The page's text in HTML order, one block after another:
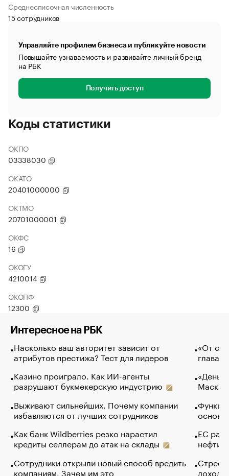
Среднесписочная численность
15 сотрудников
Управляйте профилем бизнеса и публикуйте новости
Повышайте узнаваемость и развивайте личный бренд
на РБК
Получить доступ
Коды статистики
ОКПО
03338030
ОКАТО
20401000000
ОКТМО
20701000001
ОКФС
16
ОКОГУ
4210014
ОКОПФ
12300
Интересное на РБК
Насколько ваш авторитет зависит от
атрибутов престижа? Тест для лидеров
Казино проиграло. Как ИИ-агенты
разрушают букмекерскую индустрию
Выживают сильнейших. Почему компании
избавляются от лучших сотрудников
Как банк Wildberries резко нарастил
кредиты селлерам до атак на склады
Сотрудники открыли новый способ вредить
компаниям. Зачем им это
«От
глава
Маск в
основ
ЕС
нефти